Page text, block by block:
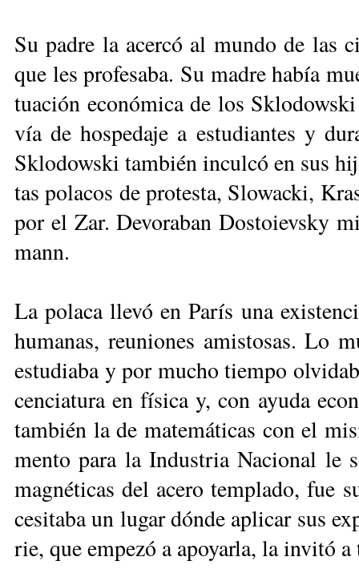
Su pa­dre la acer­có al mun­do de las
que les pro­fe­sa­ba. Su ma­dre ha­bía
tua­ción eco­nó­mi­ca de los
vía de hos­pe­da­je a es­tu­dian­tes y
Sklo­dows­ki tam­bién in­cul­có en sus
tas po­la­cos de pro­tes­ta, Slo­wac­ki,
por el Zar. De­vo­ra­ban Dos­toievsky
mann.
La po­la­ca lle­vó en Pa­rís una
hu­ma­nas, reu­nio­nes amis­to­sas. Lo
es­tu­dia­ba y por mu­cho tiem­po
cen­cia­tu­ra en fí­si­ca y, con ayu­da
tam­bién la de ma­te­má­ti­cas con el
men­to pa­ra la In­dus­tria Na­cio­nal le
mag­né­ti­cas del ace­ro tem­pla­do, fue
ce­si­ta­ba un lu­gar dón­de apli­car sus
rie, que em­pe­zó a apo­yar­la, la in­vi­tó